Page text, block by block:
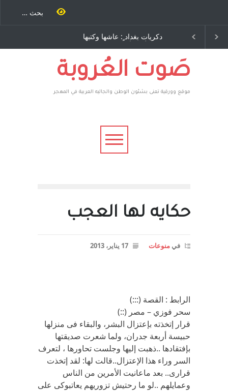
دكريات بغداد ٍ: عاشها وكتبها
:وليد رباح – نيوجرسي –
الولايات المتحدة الامريكية
طاحنة كتب
يوسف يقهر
، فأعطوه
وهم صاغرون،صَوت العُروبة
موقع وورقية تعنى بشئون الوطن والجاليه العربية في المهجر
حكايه لها العجب
في منوعات 17 يناير، 2013
الرابط : القصة (:::)
سحر فوزي – مصر (::)
قرار إتخذته بإعتزال البشر، والبقاء فى منزلها
حبيسة أربعة جدران، ولما شعرت صديقتها
بإفتقادها ..ذهبت إليها وجلست تحاورها ، لتعرف
السر وراء هذا الإعتزال..قالت لها: لقد إتخذت
قرارى.. بعد ماعانيت الأمرين من الناس
وعمايلهم ..لو ما رحتيش تزوريهم يعاتبوكى على